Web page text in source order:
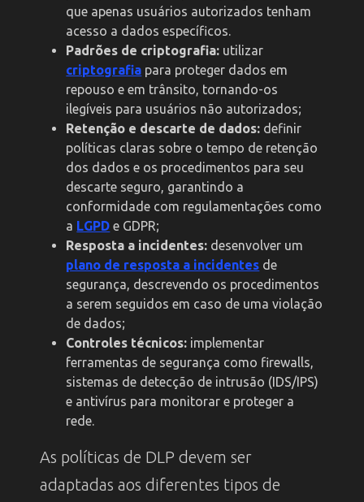
que apenas usuários autorizados tenham
acesso a dados específicos.
Padrões de criptografia: utilizar
criptografia para proteger dados em
repouso e em trânsito, tornando-os
ilegíveis para usuários não autorizados;
Retenção e descarte de dados: definir
políticas claras sobre o tempo de retenção
dos dados e os procedimentos para seu
descarte seguro, garantindo a
conformidade com regulamentações como
a LGPD e GDPR;
Resposta a incidentes: desenvolver um
plano de resposta a incidentes de
segurança, descrevendo os procedimentos
a serem seguidos em caso de uma violação
de dados;
Controles técnicos: implementar
ferramentas de segurança como firewalls,
sistemas de detecção de intrusão (IDS/IPS)
e antivírus para monitorar e proteger a
rede.
As políticas de DLP devem ser
adaptadas aos diferentes tipos de